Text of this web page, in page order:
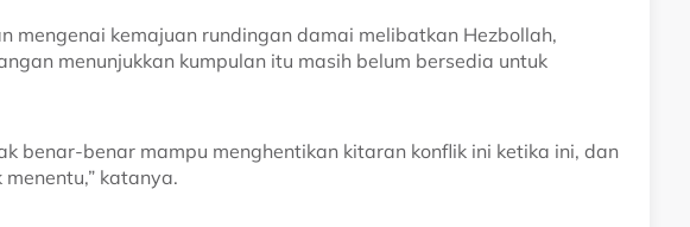
mengenai kemajuan rundingan damai melibatkan Hezbollah,
menunjukkan kumpulan itu masih belum bersedia untuk
benar-benar mampu menghentikan kitaran konflik ini ketika ini, dan
katanya.